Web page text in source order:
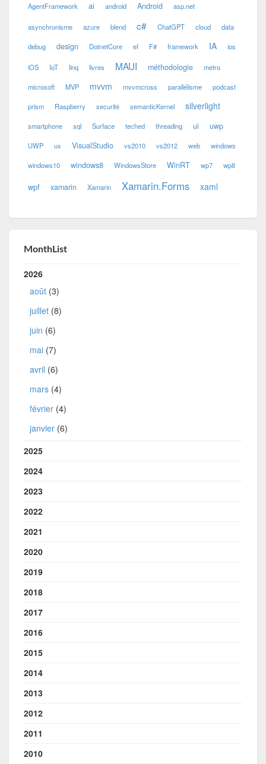
AgentFramework ai android Android asp.net
asynchronisme azure blend c# ChatGPT cloud data
debug design DotnetCore ef F# framework IA ios
iOS IoT linq livres MAUI méthodologie metro
microsoft MVP mvvm mvvmcross parallélisme podcast
prism Raspberry securité semanticKernel silverlight
smartphone sql Surface teched threading ui uwp
UWP ux VisualStudio vs2010 vs2012 web windows
windows10 windows8 WindowsStore WinRT wp7 wp8
wpf xamarin Xamarin Xamarin.Forms xaml
MonthList
2026
août (3)
juillet (8)
juin (6)
mai (7)
avril (6)
mars (4)
février (4)
janvier (6)
2025
2024
2023
2022
2021
2020
2019
2018
2017
2016
2015
2014
2013
2012
2011
2010